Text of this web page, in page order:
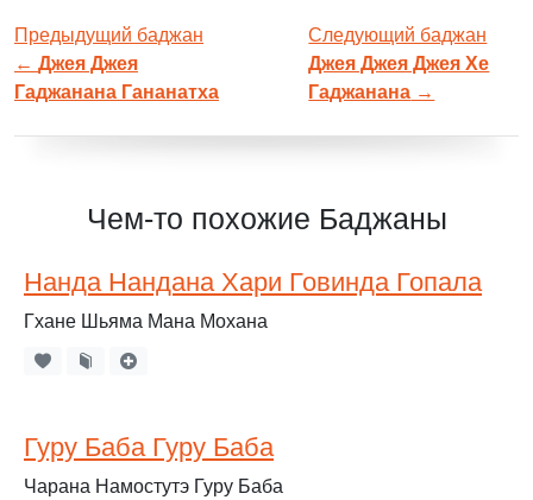
Предыдущий баджан
← Джея Джея
Гаджанана Гананатха
Следующий баджан
Джея Джея Джея Хе
Гаджанана →
Чем-то похожие Баджаны
Нанда Нандана Хари Говинда Гопала
Гхане Шьяма Мана Мохана
Гуру Баба Гуру Баба
Чарана Намостутэ Гуру Баба